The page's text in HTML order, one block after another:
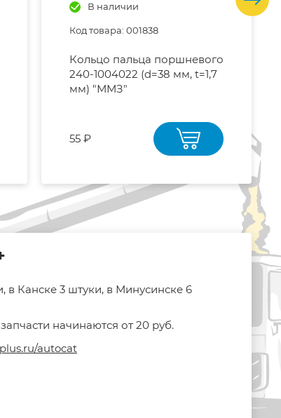
В наличии
Код товара: 001838
Кольцо пальца поршневого
240-1004022 (d=38 мм, t=1,7
мм) "ММЗ"
55 ₽
в Канске 3 штуки, в Минусинске 6
начинаются от 20 руб.
autocat